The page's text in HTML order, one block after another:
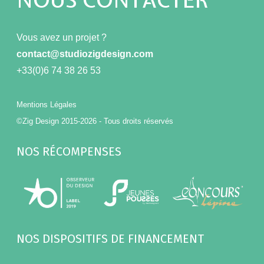
Vous avez un projet ?
contact@studiozigdesign.com
+33(0)6 74 38 26 53
Mentions Légales
©Zig Design 2015-2026 - Tous droits réservés
NOS RÉCOMPENSES
NOS DISPOSITIFS DE FINANCEMENT